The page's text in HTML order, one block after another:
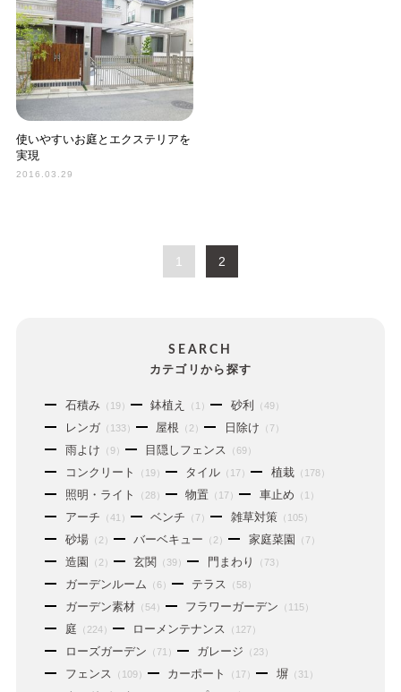
使いやすいお庭とエクステリアを
実現
2016.03.29
1 2
SEARCH
カテゴリから探す
石積み（19） 鉢植え （1） 砂利 （49）
レンガ（133） 屋根 （2） 日除け （7）
雨よけ （9） 目隠しフェンス （69）
コンクリート （19） タイル （17） 植栽（178）
照明・ライト （28） 物置 （17） 車止め （1）
アーチ （41） ベンチ （7） 雑草対策 （105）
砂場（2） バーベキュー （2） 家庭菜園 （7）
造園 （2） 玄関 （39） 門まわり （73）
ガーデンルーム （6） テラス （58）
ガーデン素材（54） フラワーガーデン （115）
庭 （224） ローメンテナンス （127）
ローズガーデン （71） ガレージ （23）
フェンス （109） カーポート （17） 塀（31）